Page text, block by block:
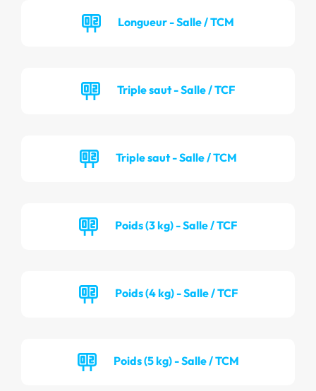
Longueur - Salle / TCM
Triple saut - Salle / TCF
Triple saut - Salle / TCM
Poids (3 kg) - Salle / TCF
Poids (4 kg) - Salle / TCF
Poids (5 kg) - Salle / TCM